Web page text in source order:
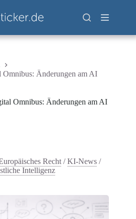
Änderungen am AI
Omnibus: Änderungen am AI
Recht /KI-News /
Intelligenz